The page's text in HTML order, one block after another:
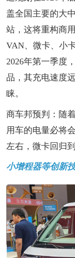
盖全国主要的大
站，这将重构商
VAN、微卡、小
2026年第一季度
品，其充电速度
睐。
商车邦预判：随
用车的电量必将
左右，微卡回归
小增程器等创新